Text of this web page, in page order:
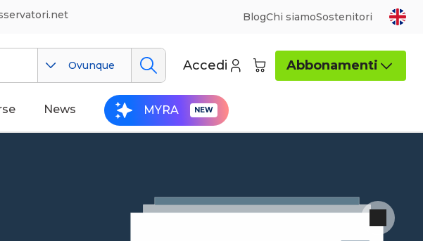
BlogChi siamoSostenitori
Ovunque Accedi Abbonamenti
News MYRA